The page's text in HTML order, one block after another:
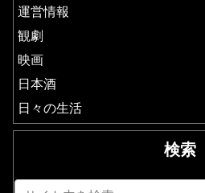
運営情報
観劇
映画
日本酒
日々の生活
検索